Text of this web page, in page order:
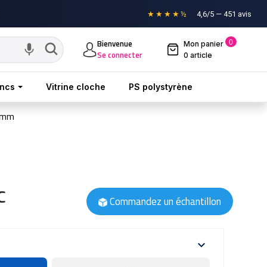
★★★★½ 4,6/5 — 451 avis

Bienvenue
Se connecter
Mon panier 0
0 article
Vitrine cloche PS polystyrène
Commandez un échantillon
expand_more